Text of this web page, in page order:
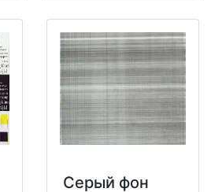
Серый фон